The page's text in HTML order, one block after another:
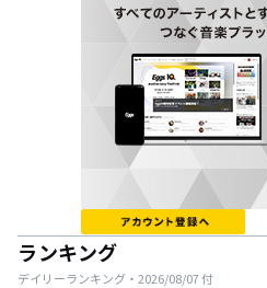
ランキング
デイリーランキング・ 2026/08/07付